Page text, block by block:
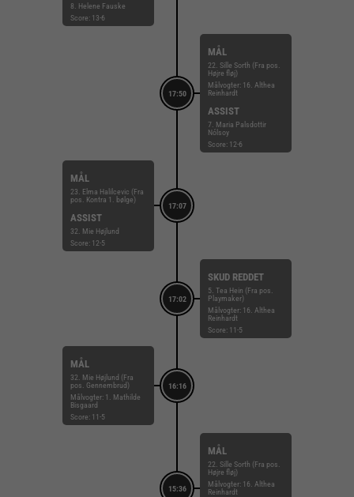
8. Helene Fauske
Score: 13-6
17:50
MÅL
22. Sille Sorth (Fra pos.
Højre fløj)
Målvogter: 16. Althea
Reinhardt
ASSIST
7. Maria Palsdottir
Nólsoy
Score: 12-6
17:07
MÅL
23. Elma Halilcevic (Fra
pos. Kontra 1. bølge)
ASSIST
32. Mie Højlund
Score: 12-5
17:02
SKUD REDDET
5. Tea Hein (Fra pos.
Playmaker)
Målvogter: 16. Althea
Reinhardt
Score: 11-5
16:16
MÅL
32. Mie Højlund (Fra
pos. Gennembrud)
Målvogter: 1. Mathilde
Bisgaard
Score: 11-5
15:36
MÅL
22. Sille Sorth (Fra pos.
Højre fløj)
Målvogter: 16. Althea
Reinhardt